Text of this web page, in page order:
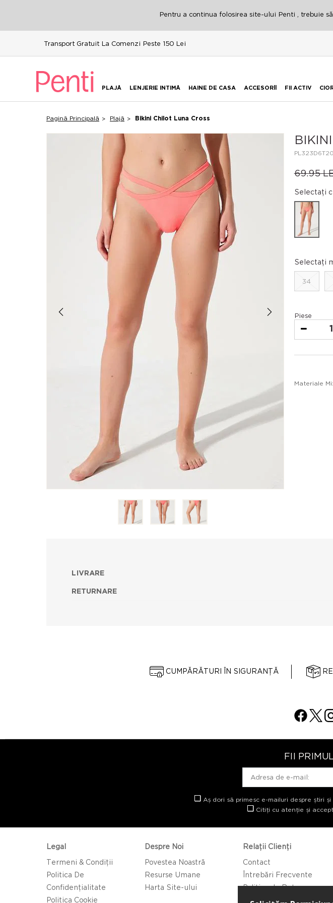
Pentru a continua folosirea site-ului Penti , trebuie
Transport Gratuit La Comenzi Peste 150 Lei
PLAJĂ LENJERIE INTIMĂ HAINE DE CASA ACCESORİİ FII ACTIV
Pagină Principală Plajă Bikini Chilot Luna Cross
69.95
Selectați
Selectați
34
Piese
1
Materiale
LIVRARE
RETURNARE
CUMPĂRĂTURI ÎN SIGURANȚĂ
FII
Aș dori să primesc e-mailuri despre știri
Citiți cu atenție și
Legal
Termeni & Condiții
Politica De
Confidențialitate
Politica Cookie
Despre Noi
Povestea Noastră
Resurse Umane
Harta Site-ului
Relații Clienți
Contact
Întrebări Frecvente
Politica de Returnare